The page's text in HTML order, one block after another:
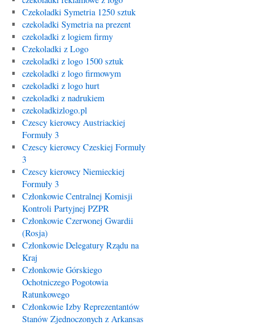
Czekoladki Symetria 1250 sztuk
czekoladki Symetria na prezent
czekoladki z logiem firmy
Czekoladki z Logo
czekoladki z logo 1500 sztuk
czekoladki z logo firmowym
czekoladki z logo hurt
czekoladki z nadrukiem
czekoladkizlogo.pl
Czescy kierowcy Austriackiej
Formuły 3
Czescy kierowcy Czeskiej Formuły
3
Czescy kierowcy Niemieckiej
Formuły 3
Członkowie Centralnej Komisji
Kontroli Partyjnej PZPR
Członkowie Czerwonej Gwardii
(Rosja)
Członkowie Delegatury Rządu na
Kraj
Członkowie Górskiego
Ochotniczego Pogotowia
Ratunkowego
Członkowie Izby Reprezentantów
Stanów Zjednoczonych z Arkansas